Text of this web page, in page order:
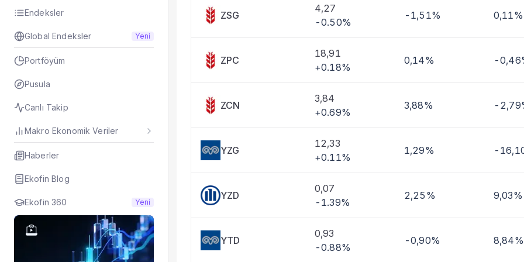
Endeksler
Global Endeksler Yeni
Portföyüm
Pusula
Canlı Takip
Makro Ekonomik Veriler
Haberler
Ekofin Blog
Ekofin 360 Yeni
Taşınan Fonlar
Fiyat Endeks Değişimi
ZSG
4,27
-0.50%
-1,51% 0,11%
ZPC
18,91
+0.18%
0,14% -
ZCN
3,84
+0.69%
3,88% -
YZG
12,33
+0.11%
1,29% -
YZD
0,07
-1.39%
2,25% 9,03%
YTD
0,93
-0.88%
-0,90% 8,84%